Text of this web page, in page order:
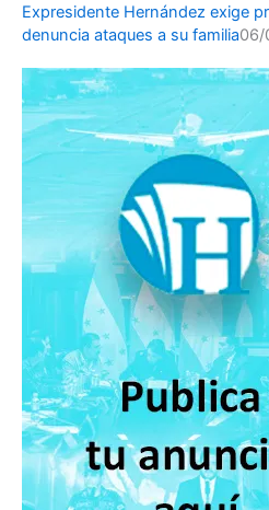
Expresidente Hernández exige
denuncia ataques a su familia06/